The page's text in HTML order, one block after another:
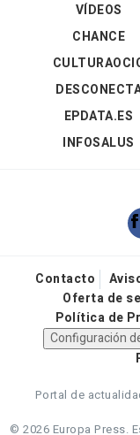
VÍDEOS
CHANCE
EPDATA.ES
INFOSALUS
Contacto
Oferta de
Política de
Configuración
Portal de
© 2026 Europa Press.